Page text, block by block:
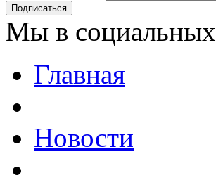
Подписаться
Мы в социальных
Главная
Новости